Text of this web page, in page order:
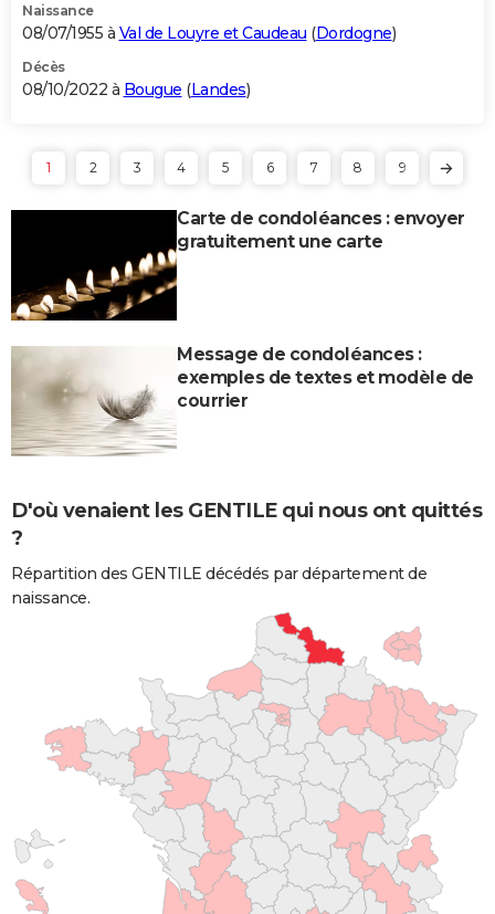
Naissance
08/07/1955 à Val de Louyre et Caudeau (Dordogne)
Décès
08/10/2022 à Bougue (Landes)
1 2 3 4 5 6 7 8 9
Carte de condoléances : envoyer
gratuitement une carte
Message de condoléances :
exemples de textes et modèle de
courrier
D'où venaient les GENTILE qui nous ont quittés
?
Répartition des GENTILE décédés par département de
naissance.